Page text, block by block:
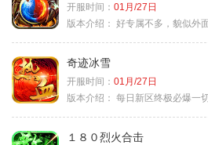
开服时间： 01月/27日
版本介绍： 好专属不多，貌似外
奇迹冰雪
开服时间： 01月/27日
版本介绍： 每日新区终极必爆一
１８０烈火合击